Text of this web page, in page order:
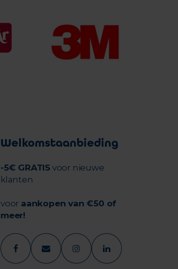
Welkomstaanbieding
-5€ GRATIS voor nieuwe
klanten
voor aankopen van €50 of
meer!